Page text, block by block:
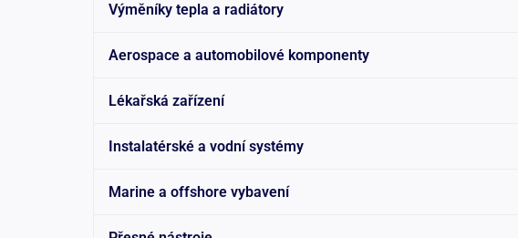
Výměníky tepla a radiátory
Aerospace a automobilové komponenty
Lékařská zařízení
Instalatérské a vodní systémy
Marine a offshore vybavení